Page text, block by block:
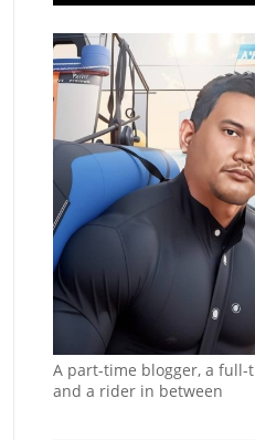
A part-time blogger, a full-
and a rider in between